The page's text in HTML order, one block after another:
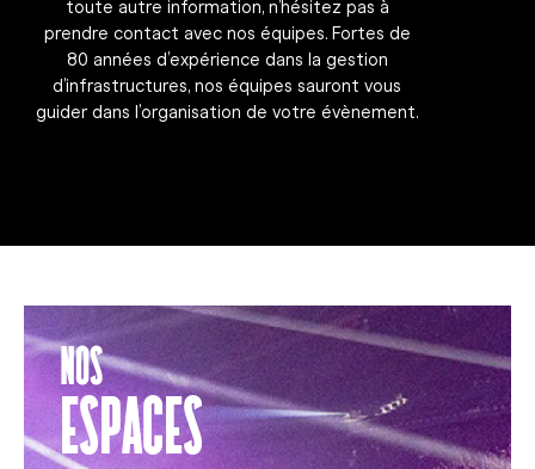
toute autre information, n’hésitez pas à
prendre contact avec nos équipes. Fortes de
80 années d’expérience dans la gestion
d’infrastructures, nos équipes sauront vous
guider dans l’organisation de votre évènement.
Nos
Espaces